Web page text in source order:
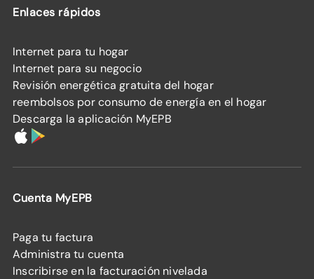
Enlaces rápidos
Internet para tu hogar
Internet para su negocio
Revisión energética gratuita del hogar
reembolsos por consumo de energía en el hogar
Descarga la aplicación MyEPB
Cuenta MyEPB
Paga tu factura
Administra tu cuenta
Inscribirse en la facturación nivelada